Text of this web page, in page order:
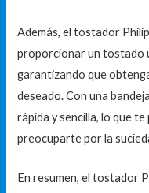
Además, el tostador
proporcionar un tostado
garantizando que
deseado. Con una
rápida y sencilla, lo que
preocuparte por la
En resumen, el tostador